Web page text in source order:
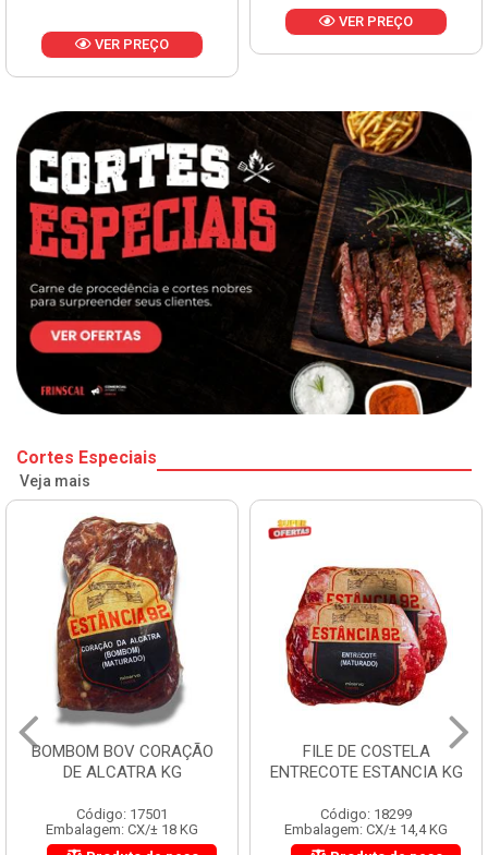
VER PREÇO
VER PREÇO
Cortes Especiais
Veja mais
BOMBOM BOV CORAÇÃO
DE ALCATRA KG
Código: 17501
Embalagem: CX/± 18 KG
FILE DE COSTELA
ENTRECOTE ESTANCIA KG
Código: 18299
Embalagem: CX/± 14,4 KG